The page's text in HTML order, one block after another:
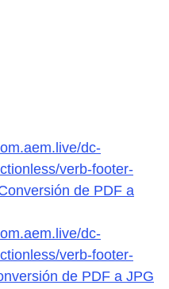
dc-
verb-footer-
de PDF a
dc-
verb-footer-
de PDF a JPG